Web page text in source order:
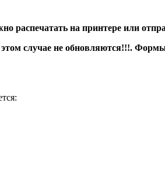
на принтере или
случае не обновляются!!!.